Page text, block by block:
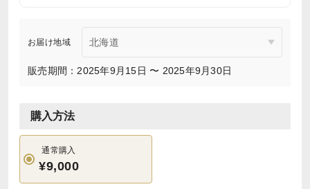
お届け地域
販売期間：2025年9月15日 〜 2025年9月30日
購入方法
通常購入
¥9,000